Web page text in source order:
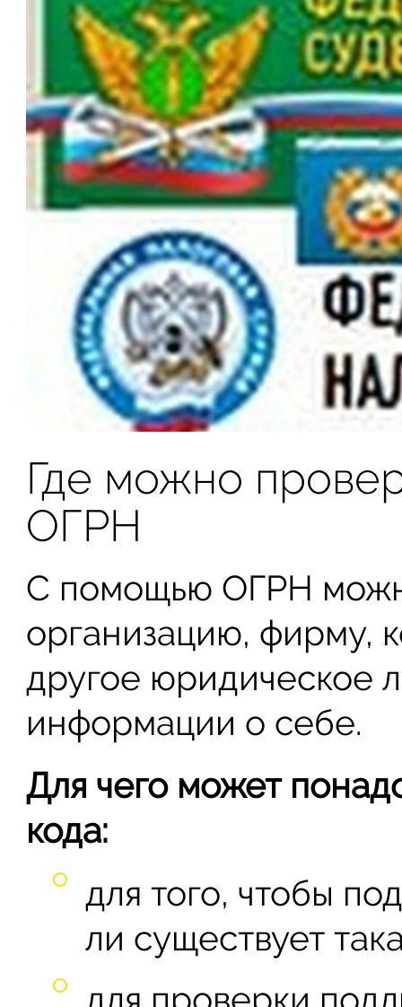
Где можно
ОГРН
С помощью ОГРН
организацию, фирму,
другое юридическое
информации о себе.
Для чего может
кода:
для того, чтобы
ли существует